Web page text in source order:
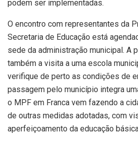
podem ser implementadas.
O encontro com representantes da
Secretaria de Educação está
sede da administração municipal. A
também a visita a uma escola
verifique de perto as condições de
passagem pelo município integra
o MPF em Franca vem fazendo a
de outras medidas adotadas, com
aperfeiçoamento da educação